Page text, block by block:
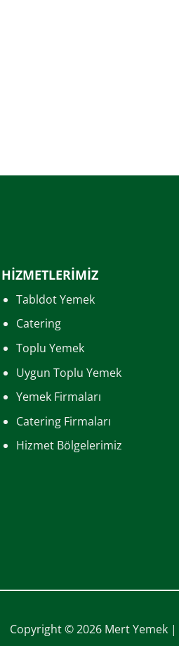
HİZMETLERİMİZ
Tabldot Yemek
Catering
Toplu Yemek
Uygun Toplu Yemek
Yemek Firmaları
Catering Firmaları
Hizmet Bölgelerimiz
Copyright © 2026 Mert Yemek |